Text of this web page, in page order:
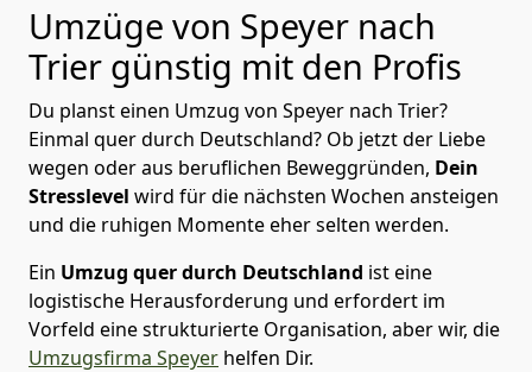
Umzüge von Speyer nach
Trier günstig mit den Profis
Du planst einen Umzug von Speyer nach Trier?
Einmal quer durch Deutschland? Ob jetzt der Liebe
wegen oder aus beruflichen Beweggründen, Dein
Stresslevel wird für die nächsten Wochen ansteigen
und die ruhigen Momente eher selten werden.
Ein Umzug quer durch Deutschland ist eine
logistische Herausforderung und erfordert im
Vorfeld eine strukturierte Organisation, aber wir, die
Umzugsfirma Speyer helfen Dir.